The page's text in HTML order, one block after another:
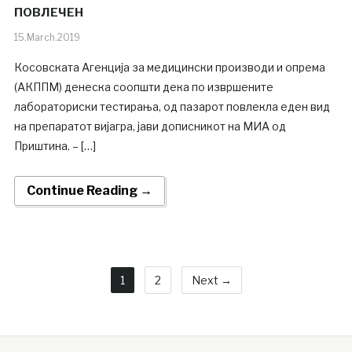
ПОВЛЕЧЕН
15.March.2019
Косовската Агенција за медицински производи и опрема
(АКППМ) денеска соопшти дека по извршените
лабораториски тестирања, од пазарот повлекла еден вид
на препаратот вијагра, јави дописникот на МИА од
Приштина. – […]
Continue Reading →
1 2 Next →